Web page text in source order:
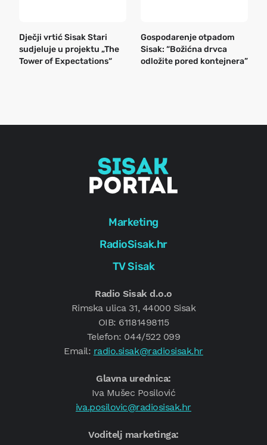
Dječji vrtić Sisak Stari
sudjeluje u projektu „The
Tower of Expectations“
Gospodarenje otpadom
Sisak: “Božićna drvca
odložite pored kontejnera”
Marketing
RadioSisak.hr
TV Sisak
Radio Sisak d.o.o
Rimska ulica 31, 44000 Sisak
OIB: 61181498115
Telefon: 044/522 099
Email: radio.sisak@radiosisak.hr
Glavna urednica:
Iva Mušec Posilović
iva.posilovic@radiosisak.hr
Voditelj marketinga: